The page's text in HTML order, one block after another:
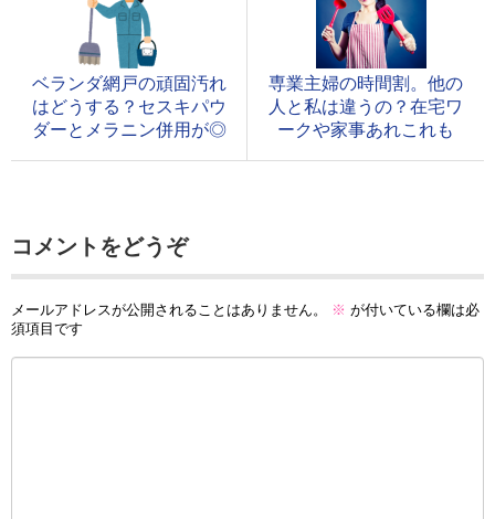
ベランダ網戸の頑固汚れ
はどうする？セスキパウ
ダーとメラニン併用が◎
専業主婦の時間割。他の
人と私は違うの？在宅ワ
ークや家事あれこれも
コメントをどうぞ
メールアドレスが公開されることはありません。 ※ が付いている欄は必
須項目です